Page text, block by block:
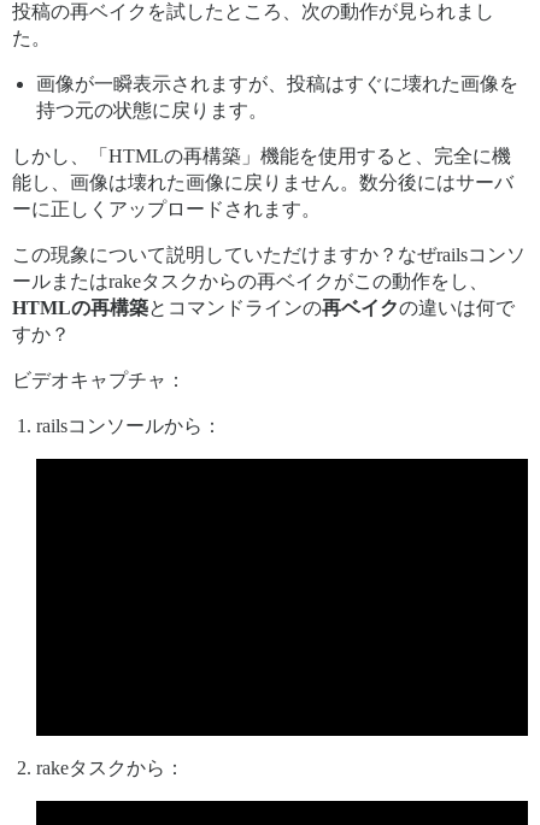
投稿の再ベイクを試したところ、次の動作が見られまし
た。
画像が一瞬表示されますが、投稿はすぐに壊れた画像を
持つ元の状態に戻ります。
しかし、「HTMLの再構築」機能を使用すると、完全に機
能し、画像は壊れた画像に戻りません。数分後にはサーバ
ーに正しくアップロードされます。
この現象について説明していただけますか？なぜrailsコンソ
ールまたはrakeタスクからの再ベイクがこの動作をし、
HTMLの再構築とコマンドラインの再ベイクの違いは何で
すか？
ビデオキャプチャ：
railsコンソールから：
rakeタスクから：